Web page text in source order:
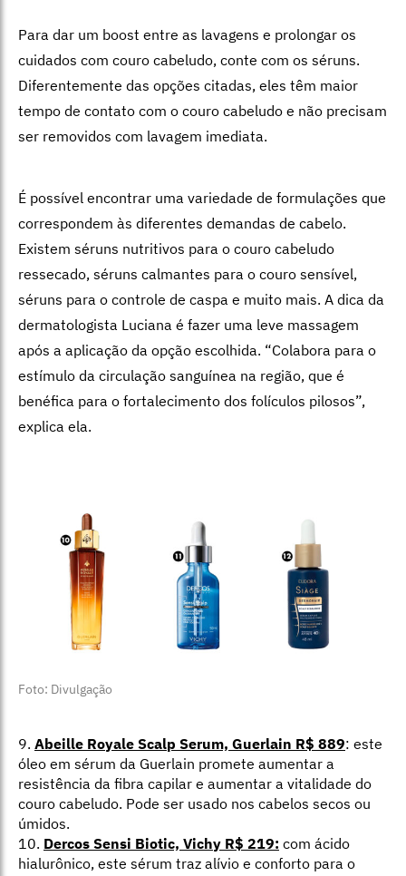
Para dar um boost entre as lavagens e prolongar os
cuidados com couro cabeludo, conte com os séruns.
Diferentemente das opções citadas, eles têm maior
tempo de contato com o couro cabeludo e não precisam
ser removidos com lavagem imediata.
É possível encontrar uma variedade de formulações que
correspondem às diferentes demandas de cabelo.
Existem séruns nutritivos para o couro cabeludo
ressecado, séruns calmantes para o couro sensível,
séruns para o controle de caspa e muito mais. A dica da
dermatologista Luciana é fazer uma leve massagem
após a aplicação da opção escolhida. “Colabora para o
estímulo da circulação sanguínea na região, que é
benéfica para o fortalecimento dos folículos pilosos”,
explica ela.
Foto: Divulgação
9. Abeille Royale Scalp Serum, Guerlain R$ 889: este
óleo em sérum da Guerlain promete aumentar a
resistência da fibra capilar e aumentar a vitalidade do
couro cabeludo. Pode ser usado nos cabelos secos ou
úmidos.
10. Dercos Sensi Biotic, Vichy R$ 219: com ácido
hialurônico, este sérum traz alívio e conforto para o